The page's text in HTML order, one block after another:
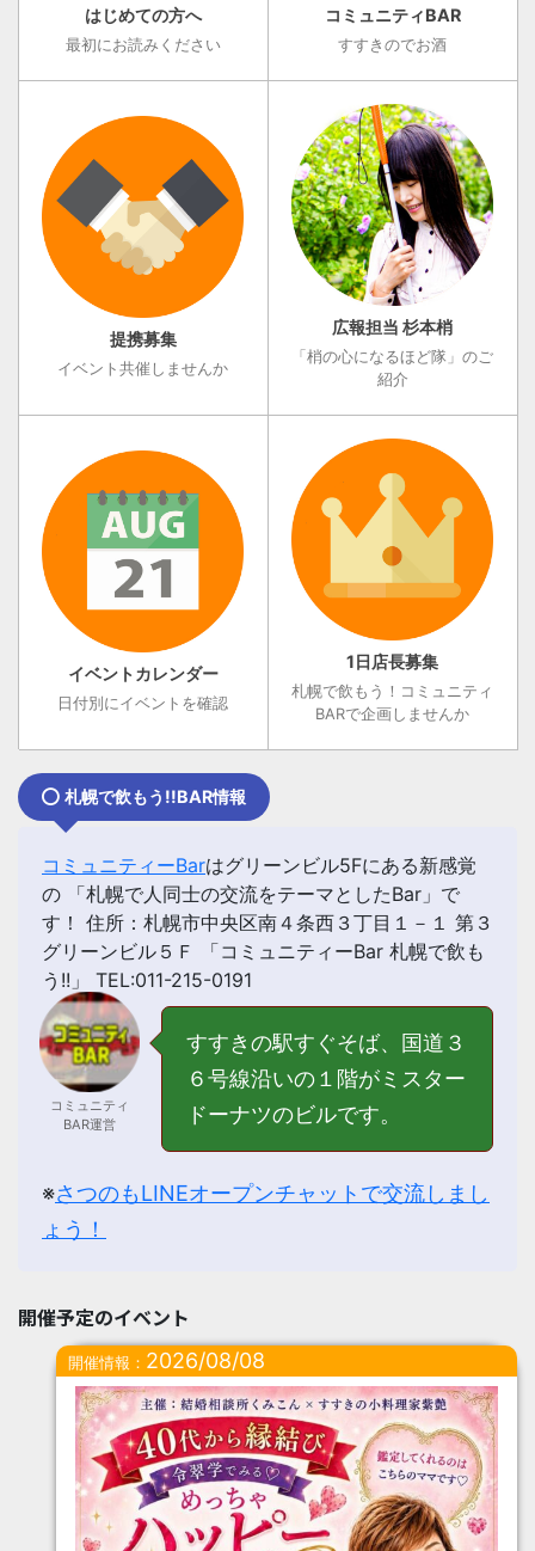
はじめての方へ
最初にお読みください
コミュニティBAR
すすきのでお酒
提携募集
イベント共催しませんか
広報担当 杉本梢
「梢の心になるほど隊」のご
紹介
イベントカレンダー
日付別にイベントを確認
1日店長募集
札幌で飲もう！コミュニティ
BARで企画しませんか
札幌で飲もう!!BAR情報
コミュニティーBarはグリーンビル5Fにある新感覚
の 「札幌で人同士の交流をテーマとしたBar 」で
す！ 住所：札幌市中央区南４条西３丁目１－１ 第３
グリーンビル５Ｆ 「コミュニティーBar 札幌で飲も
う!!」 TEL:011-215-0191
コミュニティ
BAR運営
すすきの駅すぐそば、国道３
６号線沿いの１階がミスター
ドーナツのビルです。
※さつのもLINEオープンチャットで交流しまし
ょう！
開催予定のイベント
開催情報： 2026/08/08